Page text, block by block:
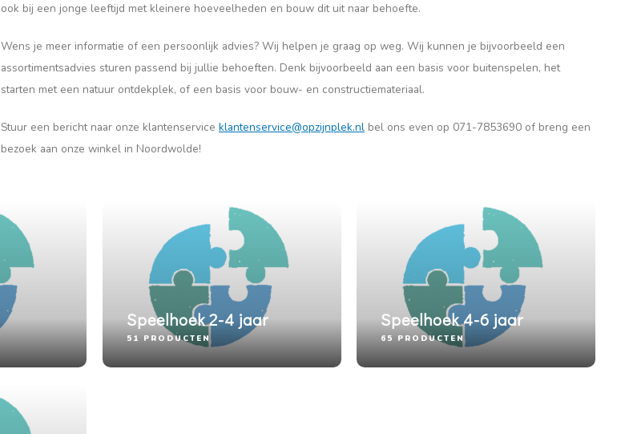
ook bij een jonge leeftijd met kleinere hoeveelheden en bouw dit uit naar behoefte.
Wens je meer informatie of een persoonlijk advies? Wij helpen je graag op weg. Wij kunnen je bijvoorbeeld een
assortimentsadvies sturen passend bij jullie behoeften. Denk bijvoorbeeld aan een basis voor buitenspelen, het
starten met een natuur ontdekplek, of een basis voor bouw- en constructiemateriaal.
Stuur een bericht naar onze klantenservice klantenservice@opzijnplek.nl bel ons even op 071-7853690 of breng een
bezoek aan onze winkel in Noordwolde!
Speelhoek 2-4 jaar
51 PRODUCTEN
Speelhoek 4-6 jaar
65 PRODUCTEN